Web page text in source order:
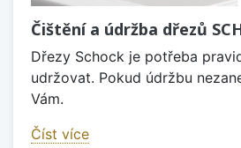
Čištění a údržba dřezů
Dřezy Schock je potřeba
udržovat. Pokud údržbu
Vám.
Číst více